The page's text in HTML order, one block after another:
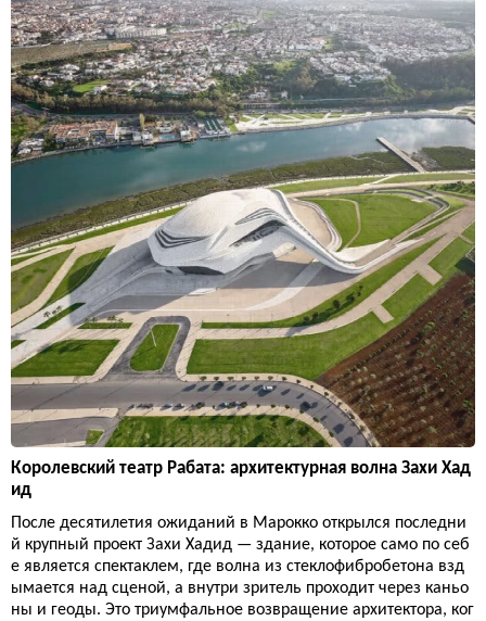
Королевский театр Рабата: архитектурная волна Захи Хад
ид
После десятилетия ожиданий в Марокко открылся последни
й крупный проект Захи Хадид — здание, которое само по себ
е является спектаклем, где волна из стеклофибробетона взд
ымается над сценой, а внутри зритель проходит через каньо
ны и геоды. Это триумфальное возвращение архитектора, ког